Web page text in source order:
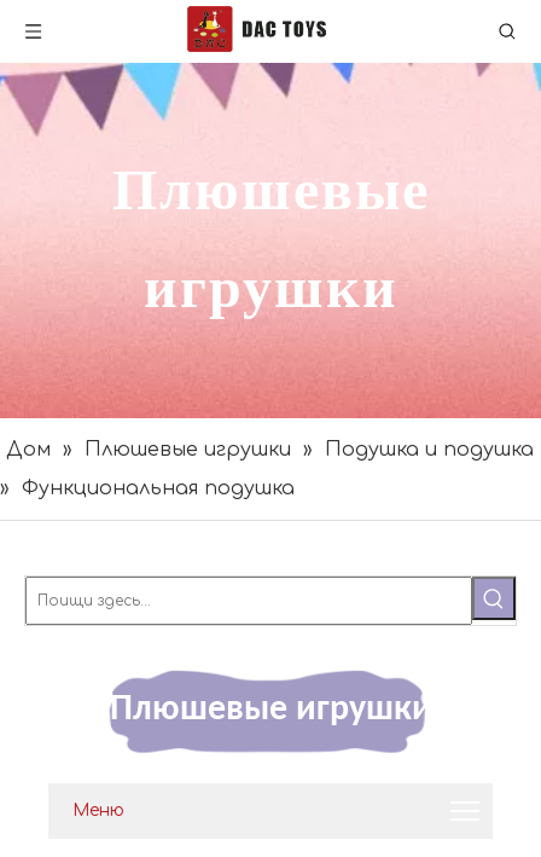
Плюшевые
игрушки
Дом » Плюшевые игрушки »
Подушка и подушка
»
Функциональная подушка
Плюшевые игрушки
Меню